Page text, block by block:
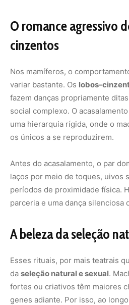
O romance agressivo
cinzentos
Nos mamíferos, o
variar bastante. Os lobos-
fazem danças propriamente
social complexo. O
uma hierarquia rígida, onde o
os únicos a se reproduzirem.
Antes do acasalamento, o par
laços por meio de toques, uivos
períodos de proximidade física.
parceria e uma dança silenciosa
A beleza da seleção
Esses rituais, por mais teatrais
da seleção natural e sexual.
fortes ou criativos têm maiores
genes adiante. Por isso, ao